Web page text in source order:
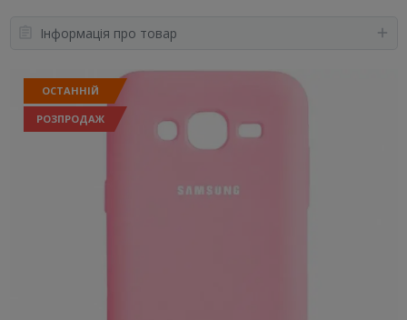
Інформація про товар
ОСТАННІЙ
РОЗПРОДАЖ